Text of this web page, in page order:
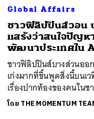
Global Affairs
ชาวฟิลิปปินส์วอน
แสร้งว่าสนใจปัญ
พัฒนาประเทศใน
ชาวฟิลิปปินส์บางส่วนออ
เก่งมากที่ขึ้นพูดสิ่งนี้บนเ
เรื่องปากท้องของคนในช
โดย THE MOMENTUM